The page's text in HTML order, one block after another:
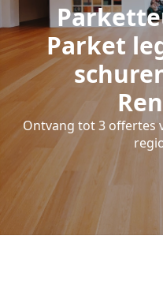
Parket
Ontvang tot 3 offertes